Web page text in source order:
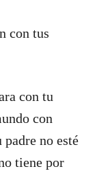
con tus
con tu
con
no esté
tiene por